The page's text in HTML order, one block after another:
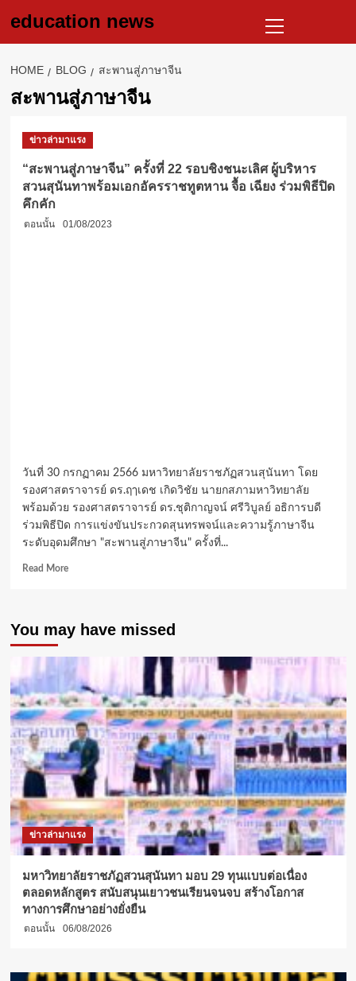
education news
Menu
HOME BLOG สะพานสู่ภาษาจีน
สะพานสู่ภาษาจีน
ข่าวล่ามาแรง
“สะพานสู่ภาษาจีน” ครั้งที่ 22 รอบชิงชนะเลิศ ผู้บริหาร
สวนสุนันทาพร้อมเอกอัครราชทูตหาน จื้อ เฉียง ร่วมพิธีปิด
คึกคัก
ตอนนั้น 01/08/2023
วันที่ 30 กรกฏาคม 2566 มหาวิทยาลัยราชภัฏสวนสุนันทา โดย
รองศาสตราจารย์ ดร.ฤๅเดช​ เกิดวิชัย​ นายกสภา​มหาวิทยาลัย
พร้อมด้วย รองศาสตราจารย์ ดร.ชุติกาญจน์ ศรีวิบูลย์ อธิการบดี
ร่วมพิธีปิด การแข่งขันประกวดสุนทรพจน์และความรู้ภาษาจีน
ระดับอุดมศึกษา "สะพานสู่ภาษาจีน" ครั้งที่...
Read MoreRead
สู่
ภาษา
จีน”
ที่
22
รอบ
ชิง
ชนะ
เลิศ
ผู้
บริหาร
สวนสุนันทา
พร้อม
เอกอัครราชทูต
หาน
จื้อ
เฉียง
ร่วม
พิธี
ปิด
You may have missed
ข่าวล่ามาแรง
มหาวิทยาลัยราชภัฏสวนสุนันทา มอบ 29 ทุนแบบต่อเนื่อง
ตลอดหลักสูตร สนับสนุนเยาวชนเรียนจนจบ สร้างโอกาส
ทางการศึกษาอย่างยั่งยืน
ตอนนั้น 06/08/2026